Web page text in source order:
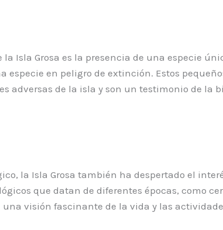
Isla Grosa es la presencia de una especie
especie en peligro de extinción. Estos
adversas de la isla y son un testimonio de
la Isla Grosa también ha despertado el
que datan de diferentes épocas, como
una visión fascinante de la vida y las